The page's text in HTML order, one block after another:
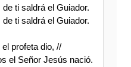
ti saldrá el Guiador.
ti saldrá el Guiador.
profeta dio, //
el Señor Jesús nació.